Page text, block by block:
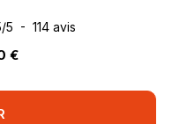
/5 - 114 avis
€